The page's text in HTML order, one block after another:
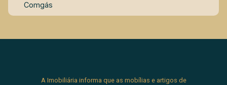
Comgás
A Imobiliária informa que as mobílias e artigos de